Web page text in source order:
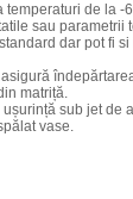
temperaturi de la -
sau parametrii
dar pot fi
matriță.
sub jet de
vase.